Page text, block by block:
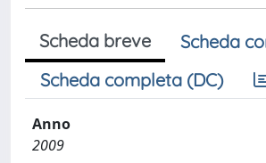
Scheda breve
Scheda
Scheda completa (DC)
Anno
2009